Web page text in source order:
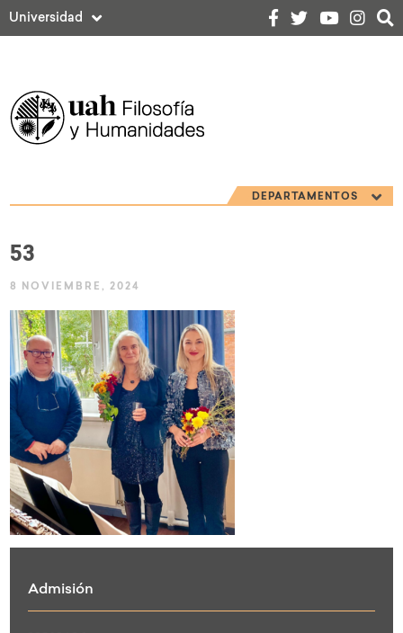
Universidad
DEPARTAMENTOS
53
8 NOVIEMBRE, 2024
Admisión